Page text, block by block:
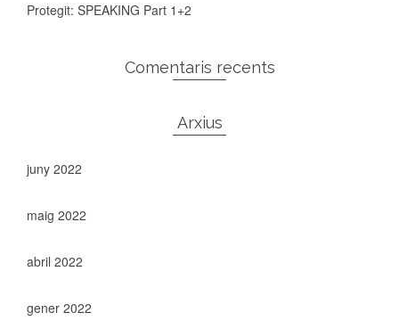
Protegit: SPEAKING Part 1+2
Comentaris recents
Arxius
juny 2022
maig 2022
abril 2022
gener 2022